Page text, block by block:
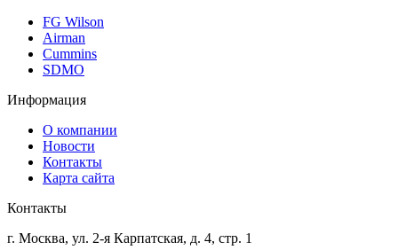
FG Wilson
Airman
Cummins
SDMO
Информация
О компании
Новости
Контакты
Карта сайта
Контакты
г. Москва, ул. 2-я Карпатская, д. 4, стр. 1